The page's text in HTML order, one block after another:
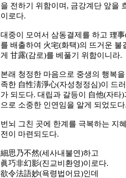
을 전하기 위함이며, 금강계단 앞을
이로다.
대중이 모여서 삼동결제를 하고 理
를 배출하여 火宅(화택)의 뜨거운
게 甘露(감로)를 베풀기 위함이니라.
본래 청정한 마음으로 중생의 행복
족한 自性淸淨心(자성청정심)이 드
가 되도다. 대립과 갈등이 自他(자
으로 소중한 인연임을 알게 되었도
번뇌 그친 곳에 한계를 극복하는 지
전이 마련되도다.
細思乃不然(세사내불연)하고
眞巧非幻影(진교비환영)이로다.
欲令法語妙(욕령법어묘)인데